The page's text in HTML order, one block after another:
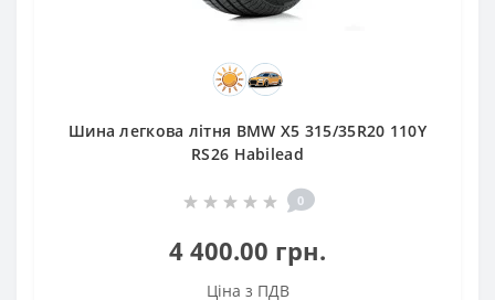
Шина легкова літня BMW X5 315/35R20 110Y
RS26 Habilead
0
4 400.00 грн.
Ціна з ПДВ